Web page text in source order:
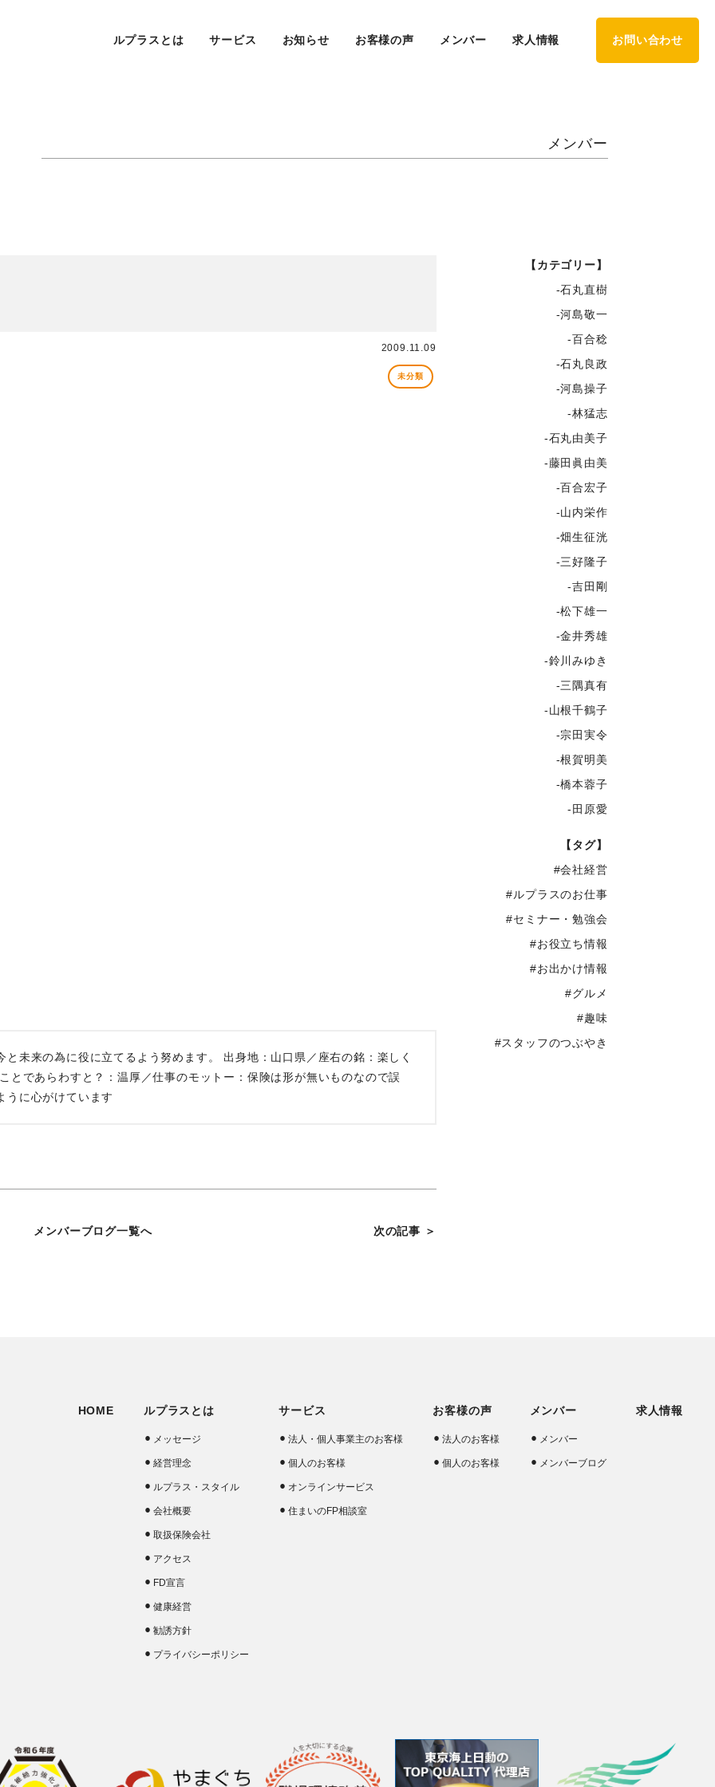
ルプラスとは サービス お知らせ お客様の声 メンバー 求人情報 お問い合わせ
メンバー
2009.11.09
未分類
と未来の為に役に立てるよう努めます。 出身地：山口県／座右の銘：楽しく
とであらわすと？：温厚／仕事のモットー：保険は形が無いものなので誤
うに心がけています
メンバーブログ一覧へ 次の記事 ＞
【カテゴリー】
-石丸直樹
-河島敬一
-百合稔
-石丸良政
-河島操子
-林猛志
-石丸由美子
-藤田眞由美
-百合宏子
-山内栄作
-畑生征洸
-三好隆子
-吉田剛
-松下雄一
-金井秀雄
-鈴川みゆき
-三隅真有
-山根千鶴子
-宗田実令
-根賀明美
-橋本蓉子
-田原愛
【タグ】
#会社経営
#ルプラスのお仕事
#セミナー・勉強会
#お役立ち情報
#お出かけ情報
#グルメ
#趣味
#スタッフのつぶやき
HOME ルプラスとは
メッセージ
経営理念
ルプラス・スタイル
会社概要
取扱保険会社
アクセス
FD宣言
健康経営
勧誘方針
プライバシーポリシー
サービス
法人・個人事業主のお客様
個人のお客様
オンラインサービス
住まいのFP相談室
お客様の声
法人のお客様
個人のお客様
メンバー
メンバー
メンバーブログ
求人情報